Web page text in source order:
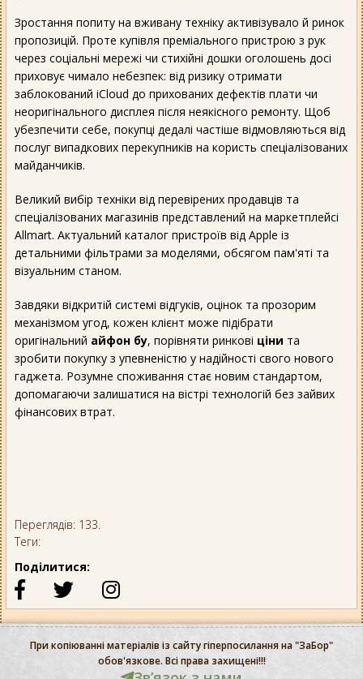
Зростання попиту на вживану техніку активізувало й ринок
пропозицій. Проте купівля преміального пристрою з рук
через соціальні мережі чи стихійні дошки оголошень досі
приховує чимало небезпек: від ризику отримати
заблокований iCloud до прихованих дефектів плати чи
неоригінального дисплея після неякісного ремонту. Щоб
убезпечити себе, покупці дедалі частіше відмовляються від
послуг випадкових перекупників на користь спеціалізованих
майданчиків.
Великий вибір техніки від перевірених продавців та
спеціалізованих магазинів представлений на маркетплейсі
Allmart. Актуальний каталог пристроїв від Apple із
детальними фільтрами за моделями, обсягом пам'яті та
візуальним станом.
Завдяки відкритій системі відгуків, оцінок та прозорим
механізмом угод, кожен клієнт може підібрати
оригінальний айфон бу, порівняти ринкові ціни та
зробити покупку з упевненістю у надійності свого нового
гаджета. Розумне споживання стає новим стандартом,
допомагаючи залишатися на вістрі технологій без зайвих
фінансових втрат.
Переглядів: 133.
Теги:
Поділитися:
При копіюванні матеріалів із сайту гіперпосилання на "ЗаБор"
обов'язкове. Всі права захищені!!!